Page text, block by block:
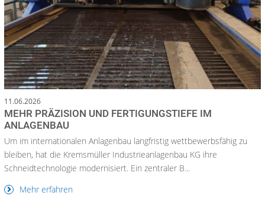
11.06.2026
MEHR PRÄZISION UND FERTIGUNGSTIEFE IM
ANLAGENBAU
Um im internationalen Anlagenbau langfristig wettbewerbsfähig zu
bleiben, hat die Kremsmüller Industrieanlagenbau KG ihre
Schneidtechnologie modernisiert. Ein zentraler B...
Mehr erfahren